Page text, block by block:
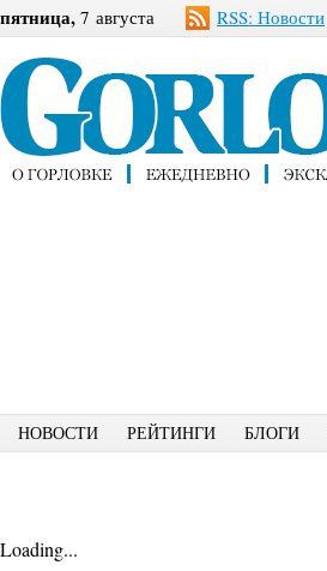
пятница, 7 августа RSS: Новости
НОВОСТИ РЕЙТИНГИ БЛОГИ
Loading...